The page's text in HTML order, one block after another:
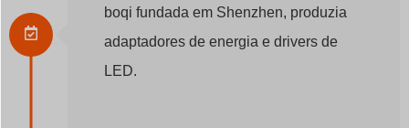
boqi fundada em Shenzhen, produzia
adaptadores de energia e drivers de
LED.